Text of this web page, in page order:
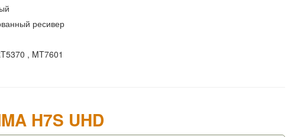
ресивер
, MT7601
H7S UHD